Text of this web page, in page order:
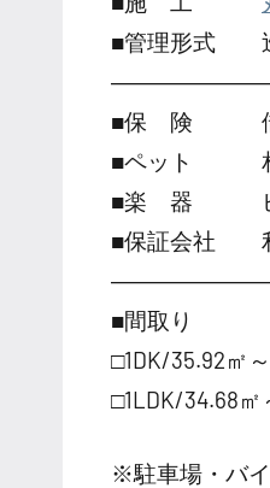
■管理形式
―――――――
■保 険 借家
■ペット 相
■楽 器 ピ
■保証会社
―――――――
■間取り
□1DK/35.92㎡
□1LDK/34.68㎡
※駐車場・バ